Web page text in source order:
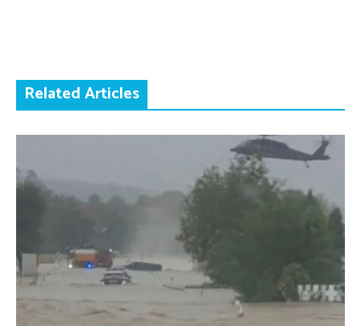
Related Articles